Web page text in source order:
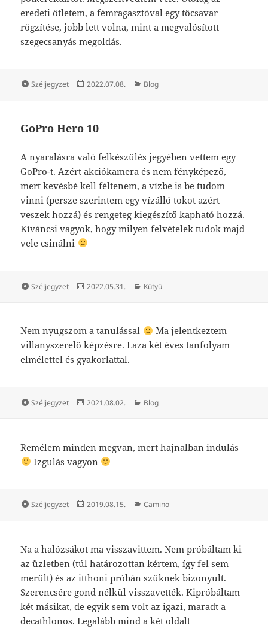
eredeti ötletem, a fémragasztóval egy tőcsavar
rögzítése, jobb lett volna, mint a megvalósított
szegecsanyás megoldás.
Forma
Széljegyzet Közzétéve
2022.07.08. Kategória
Blog
GoPro Hero 10
A nyaralásra való felkészülés jegyében vettem egy
GoPro-t. Azért akciókamera és nem fényképező,
mert kevésbé kell féltenem, a vízbe is be tudom
vinni (persze szerintem egy vízálló tokot azért
veszek hozzá) és rengeteg kiegészítő kapható hozzá.
Kíváncsi vagyok, hogy milyen felvételek tudok majd
vele csinálni
Forma
Széljegyzet Közzétéve
2022.05.31. Kategória
Kütyü
Nem nyugszom a tanulással
Ma jelentkeztem
villanyszerelő képzésre. Laza két éves tanfolyam
elmélettel és gyakorlattal.
Forma
Széljegyzet Közzétéve
2021.08.02. Kategória
Blog
Remélem minden megvan, mert hajnalban indulás
Izgulás vagyon
Forma
Széljegyzet Közzétéve
2019.08.15. Kategória
Camino
Na a halózsákot ma visszavittem. Nem próbáltam ki
az üzletben (túl határozottan kértem, így fel sem
merült) és az itthoni próbán szűknek bizonyult.
Szerencsére gond nélkül visszavették. Kipróbáltam
két másikat, de egyik sem volt az igazi, maradt a
decathlonos. Legalább mind a két oldalt